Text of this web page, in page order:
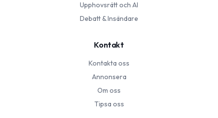
Upphovsrätt och AI
Debatt & Insändare
Kontakt
Kontakta oss
Annonsera
Om oss
Tipsa oss